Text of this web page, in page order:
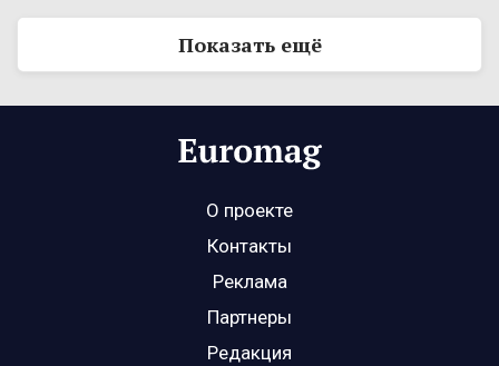
Показать ещё
О проекте
Контакты
Реклама
Партнеры
Редакция